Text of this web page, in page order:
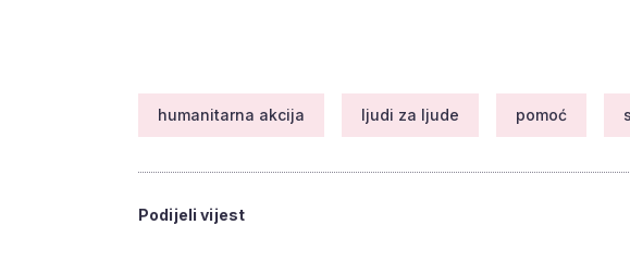
humanitarna akcija ljudi za ljude pomoć
Podijeli vijest